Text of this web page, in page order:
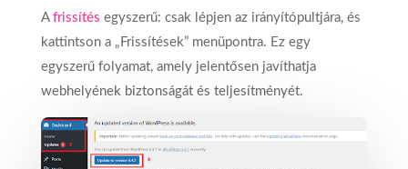
A frissítés egyszerű: csak lépjen az irányítópultjára, és
kattintson a „Frissítések” menüpontra. Ez egy
egyszerű folyamat, amely jelentősen javíthatja
webhelyének biztonságát és teljesítményét.